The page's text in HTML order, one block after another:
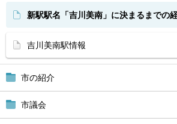
市の紹介
市議会
新駅駅名「吉川美南」に決まるまでの
吉川美南駅情報